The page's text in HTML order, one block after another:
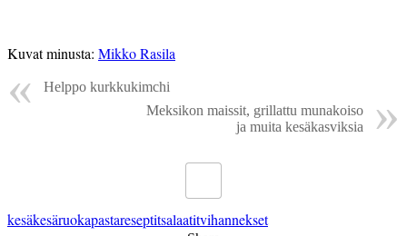
Kuvat minusta: Mikko Rasila
Helppo kurkkukimchi
Meksikon maissit, grillattu munakoiso
ja muita kesäkasviksia
kesäkesäruokapastareseptitsalaatitvihannekset